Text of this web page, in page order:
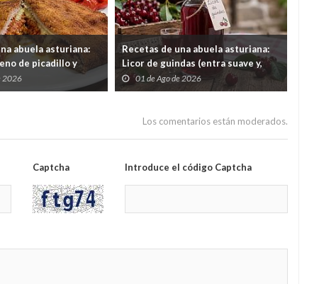
abuela asturiana:
de picadillo y
comer y quedar en
2026
Recetas de una abuela asturiana:
Licor de guindas (entra suave y,
cuando quieres darte cuenta, tas
contando secretos familiares de
01 de Ago de 2026
Los comentarios están moderados.
Captcha Introduce el código Captcha